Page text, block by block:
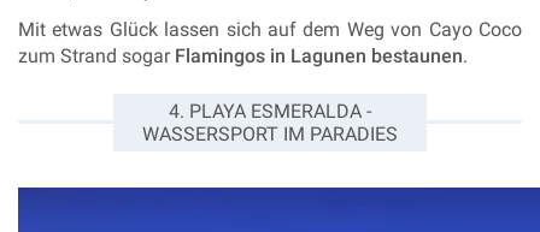
Mit etwas Glück lassen sich auf dem Weg von Cayo Coco
zum Strand sogar Flamingos in Lagunen bestaunen.
4. PLAYA ESMERALDA -
WASSERSPORT IM PARADIES